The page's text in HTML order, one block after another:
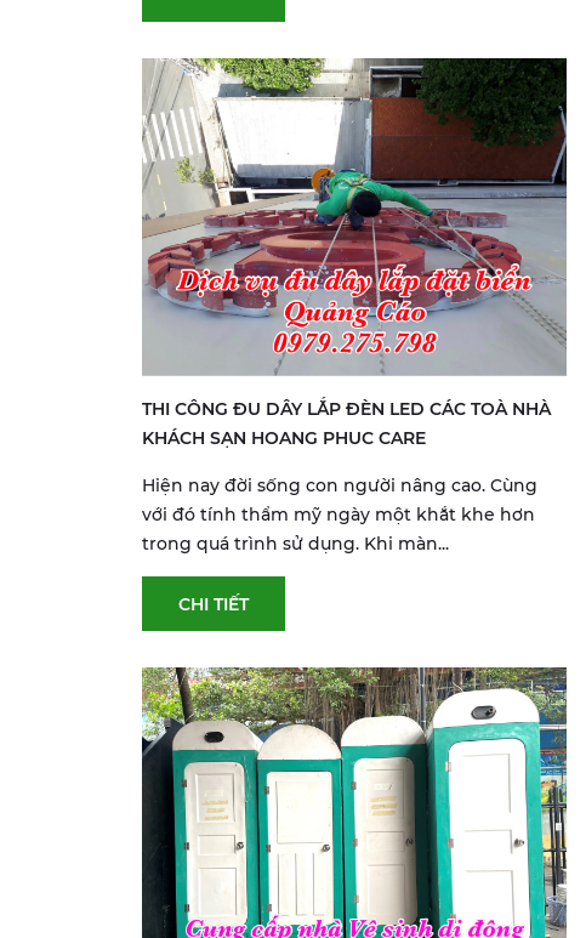
THI CÔNG ĐU DÂY LẮP ĐÈN LED CÁC TOÀ NHÀ
KHÁCH SẠN HOANG PHUC CARE
Hiện nay đời sống con người nâng cao. Cùng
với đó tính thẩm mỹ ngày một khắt khe hơn
trong quá trình sử dụng. Khi màn...
CHI TIẾT